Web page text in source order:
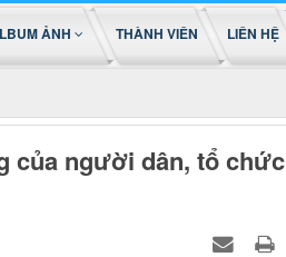
ẢNH THÀNH VIÊN LIÊN HỆ
của người dân, tổ chức